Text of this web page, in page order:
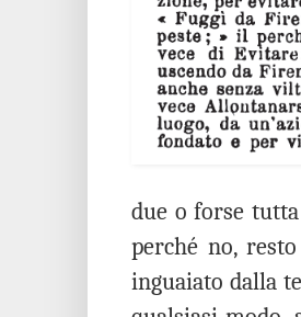
due o forse
perché no,
inguaiato dalla